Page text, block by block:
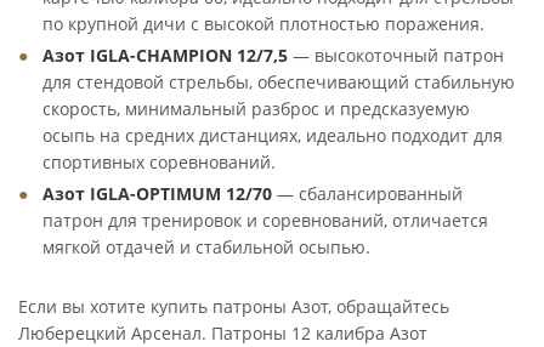
по крупной дичи с высокой плотностью поражения.
Азот IGLA-CHAMPION 12/7,5 — высокоточный патрон
для стендовой стрельбы, обеспечивающий стабильную
скорость, минимальный разброс и предсказуемую
осыпь на средних дистанциях, идеально подходит для
спортивных соревнований.
Азот IGLA-OPTIMUM 12/70 — сбалансированный
патрон для тренировок и соревнований, отличается
мягкой отдачей и стабильной осыпью.
Если вы хотите купить патроны Азот, обращайтесь
Люберецкий Арсенал. Патроны 12 калибра Азот